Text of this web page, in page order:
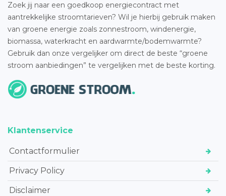
Zoek jij naar een goedkoop energiecontract met
aantrekkelijke stroomtarieven? Wil je hierbij gebruik maken
van groene energie zoals zonnestroom, windenergie,
biomassa, waterkracht en aardwarmte/bodemwarmte?
Gebruik dan onze vergelijker om direct de beste “groene
stroom aanbiedingen” te vergelijken met de beste korting.
Klantenservice
Contactformulier
Privacy Policy
Disclaimer